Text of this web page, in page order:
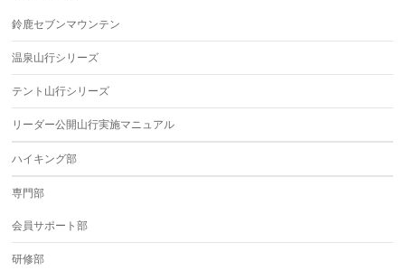
鈴鹿セブンマウンテン
温泉山行シリーズ
テント山行シリーズ
リーダー公開山行実施マニュアル
ハイキング部
専門部
会員サポート部
研修部